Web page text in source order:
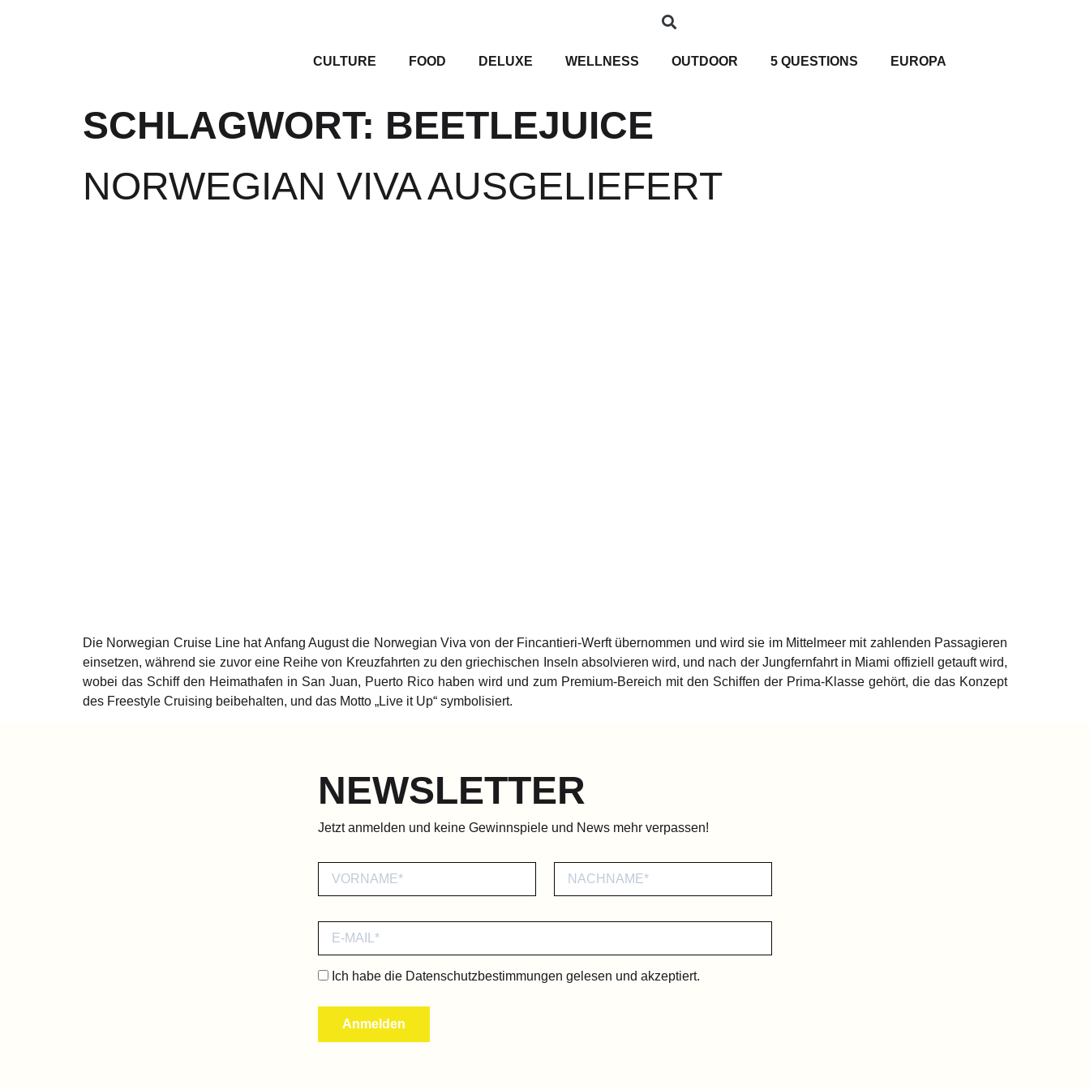
CULTURE FOOD DELUXE WELLNESS OUTDOOR 5 QUESTIONS EUROPA
SCHLAGWORT: BEETLEJUICE
NORWEGIAN VIVA AUSGELIEFERT
Die Norwegian Cruise Line hat Anfang August die Norwegian Viva von der Fincantieri-Werft übernommen und wird sie im Mittelmeer mit zahlenden Passagieren
einsetzen, während sie zuvor eine Reihe von Kreuzfahrten zu den griechischen Inseln absolvieren wird, und nach der Jungfernfahrt in Miami offiziell getauft wird,
wobei das Schiff den Heimathafen in San Juan, Puerto Rico haben wird und zum Premium-Bereich mit den Schiffen der Prima-Klasse gehört, die das Konzept
des Freestyle Cruising beibehalten, und das Motto „Live it Up“ symbolisiert.
NEWSLETTER
Jetzt anmelden und keine Gewinnspiele und News mehr verpassen!
Ich habe die Datenschutzbestimmungen gelesen und akzeptiert.